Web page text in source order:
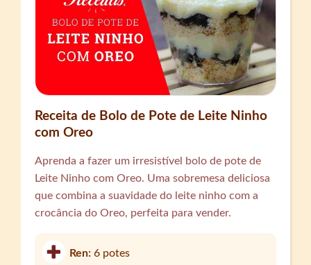
Receita de Bolo de Pote de Leite Ninho
com Oreo
Aprenda a fazer um irresistível bolo de pote de
Leite Ninho com Oreo. Uma sobremesa deliciosa
que combina a suavidade do leite ninho com a
crocância do Oreo, perfeita para vender.
Ren:6 potes